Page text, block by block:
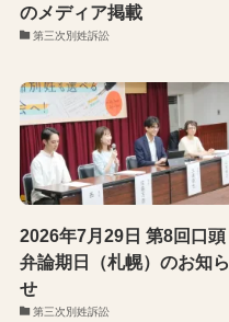
のメディア掲載
第三次別姓訴訟
2026年7月29日 第8回口頭
弁論期日（札幌）のお知ら
せ
第三次別姓訴訟